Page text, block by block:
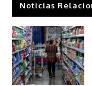
Noticias